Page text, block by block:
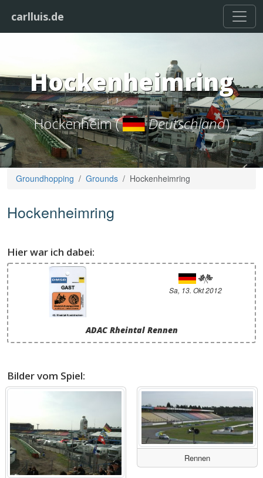
carlluis.de
Hockenheimring
Hockenheim ( Deutschland)
Groundhopping Grounds Hockenheimring
Hockenheimring
Hier war ich dabei:
Sa, 13. Okt 2012
ADAC Rheintal Rennen
Bilder vom Spiel:
Rennen